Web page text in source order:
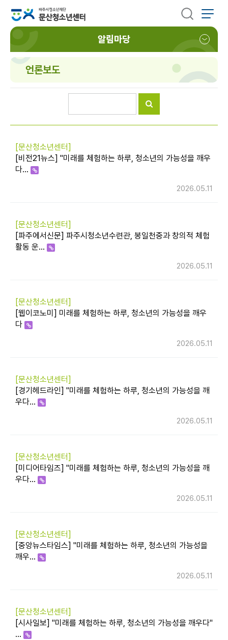
알림마당
언론보도
[문산청소년센터]
[비전21뉴스] "미래를 체험하는 하루, 청소년의 가능성을 깨우
다…
2026.05.11
[문산청소년센터]
[파주에서신문] 파주시청소년수련관, 봉일천중과 창의적 체험
활동 운…
2026.05.11
[문산청소년센터]
[웹이코노미] 미래를 체험하는 하루, 청소년의 가능성을 깨우
다
2026.05.11
[문산청소년센터]
[경기헤드라인] "미래를 체험하는 하루, 청소년의 가능성을 깨
우다…
2026.05.11
[문산청소년센터]
[미디어타임즈] "미래를 체험하는 하루, 청소년의 가능성을 깨
우다…
2026.05.11
[문산청소년센터]
[중앙뉴스타임스] "미래를 체험하는 하루, 청소년의 가능성을
깨우…
2026.05.11
[문산청소년센터]
[시사일보] "미래를 체험하는 하루, 청소년의 가능성을 깨우다"
…